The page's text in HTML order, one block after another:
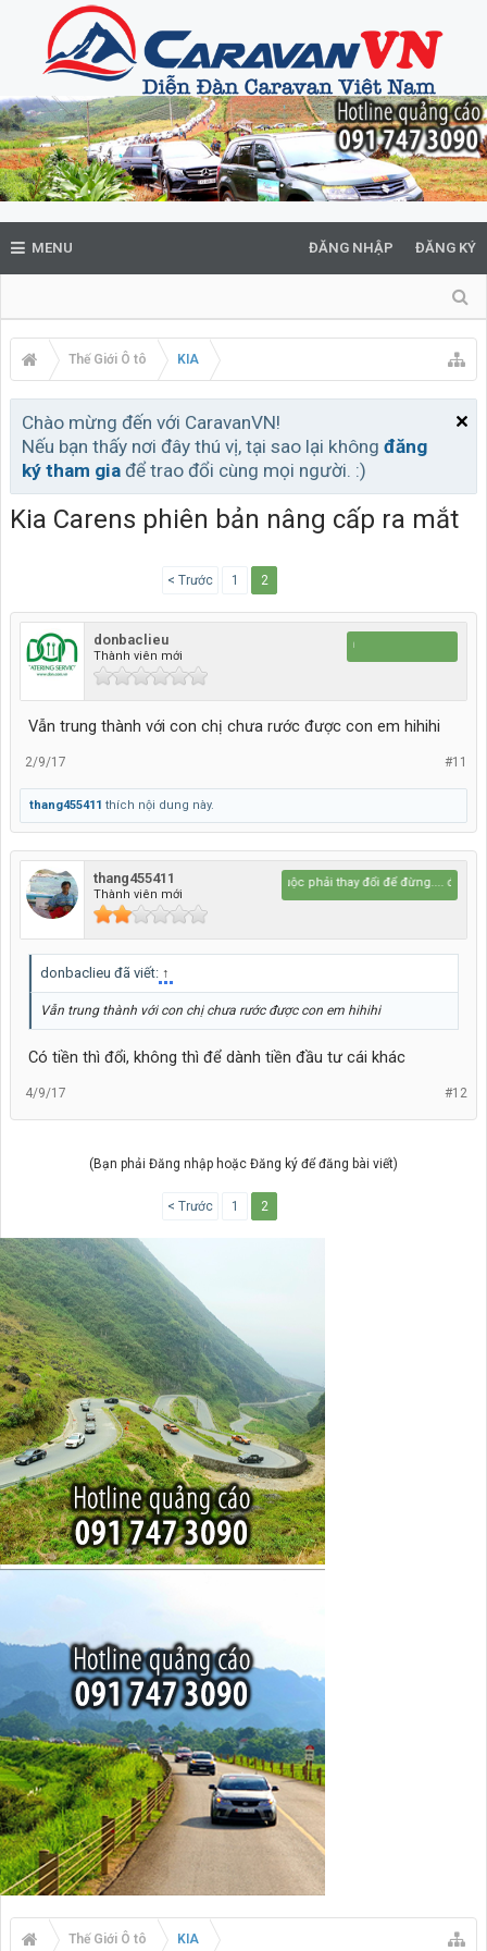
MENU ĐĂNG NHẬP ĐĂNG KÝ
Thế Giới Ô tô KIA
Chào mừng đến với CaravanVN!
Nếu bạn thấy nơi đây thú vị, tại sao lại không đăng
ký tham gia để trao đổi cùng mọi người. :)
Kia Carens phiên bản nâng cấp ra mắt
< Trước 1 2
donbaclieu
Thành viên mới
Vẫn trung thành với con chị chưa rước được con em hihihi
#11
2/9/17
thang455411 thích nội dung này.
thang455411
Thành viên mới
Bắt buộc phải thay đổi để đừng.... đổi thay
donbaclieu đã viết: ↑
Vẫn trung thành với con chị chưa rước được con em hihihi
Có tiền thì đổi, không thì để dành tiền đầu tư cái khác
#12
4/9/17
(Bạn phải Đăng nhập hoặc Đăng ký để đăng bài viết)
< Trước 1 2
Thế Giới Ô tô KIA